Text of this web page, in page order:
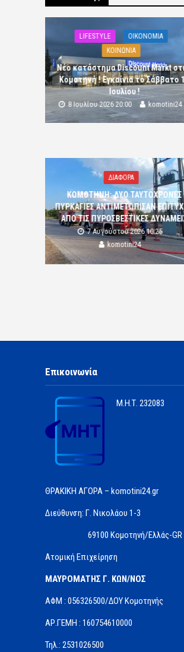
LIFESTYLE
OIKONOMIA
ΚΟΙΝΩΝΙΑ
Νέο κατάστημα Discount Markt
Κομοτηνή ! Εγκαίνια το Σάββατο
Ιουλίου !
8 Ιουλίου 2026 20:00 komotini24
ΔΙΑΦΟΡΑ
ΚΟΜΟΤΗΝΗ: ΔΥΟ ΤΑΥΤΟΧΡΟΝΕΣ
ΠΥΡΚΑΓΙΕΣ ΑΝΤΙΜΕΤΩΠΙΣΑΝ
ΑΠΟ ΤΙΣ ΠΥΡΟΣΒΕΣΤΙΚΕΣ
7 Αυγούστου 2026 10:25
komotini24
Επικοινωνία
Μ.Η.Τ. 232083
ΘΡΑΚΙΚΗ ΑΓΟΡΑ – komotini24.gr
Διεύθυνση: Γ. Νικολάου 1-3
69100 Κομοτηνή/Ελλάς-GR
Ατομική Επιχείρηση
ΜΑΥΡΟΜΑΤΗΣ Γ. ΚΩΝ/ΝΟΣ
ΑΦΜ : 056326500/ΔOΥ Κομοτηνής
ΑΡ.ΓΕΜΗ : 160754610000
Τηλ.: 2531026500